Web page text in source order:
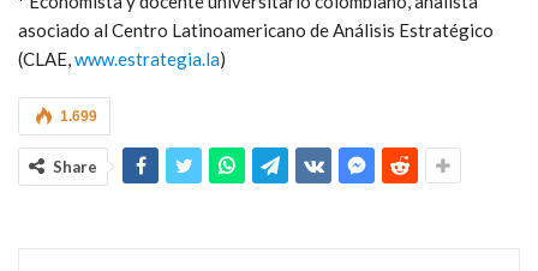
asociado al Centro Latinoamericano de Análisis Estratégico
(CLAE,www.estrategia.la)
1.699
Share